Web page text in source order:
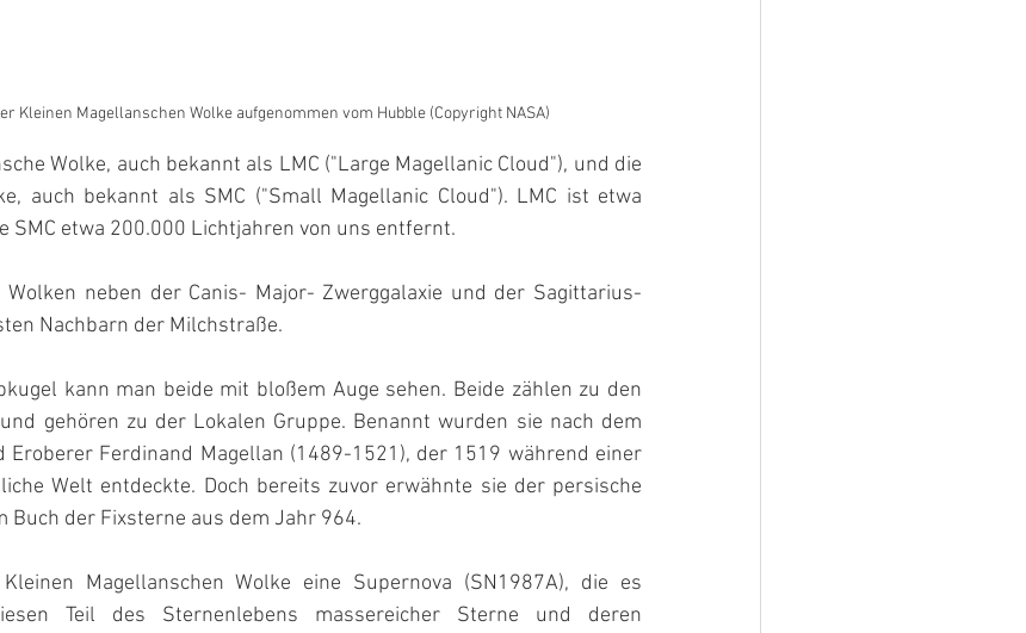
Kleinen Magellanschen Wolke aufgenommen vom Hubble (Copyright NASA)
Wolke, auch bekannt als LMC ("Large Magellanic Cloud"), und die
auch bekannt als SMC ("Small Magellanic Cloud"). LMC ist etwa
SMC etwa 200.000 Lichtjahren von uns entfernt.
neben der Canis- Major- Zwerggalaxie und der Sagittarius-
Nachbarn der Milchstraße.
kann man beide mit bloßem Auge sehen. Beide zählen zu den
gehören zu der Lokalen Gruppe. Benannt wurden sie nach dem
Eroberer Ferdinand Magellan (1489-1521), der 1519 während einer
Welt entdeckte. Doch bereits zuvor erwähnte sie der persische
Buch der Fixsterne aus dem Jahr 964.
Magellanschen Wolke eine Supernova (SN1987A), die es
Teil des Sternenlebens massereicher Sterne und deren